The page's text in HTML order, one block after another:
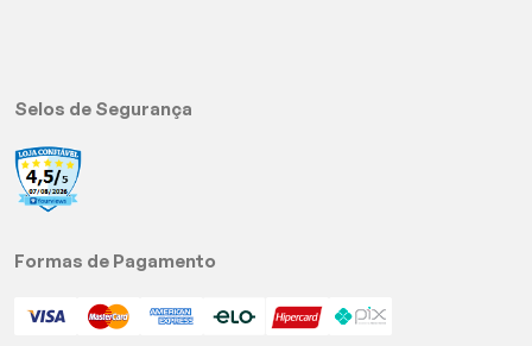
Selos de Segurança
Formas de Pagamento